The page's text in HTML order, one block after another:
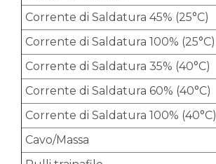
Corrente di Saldatura 45% (25°C)
Corrente di Saldatura 100% (25°C)
Corrente di Saldatura 35% (40°C)
Corrente di Saldatura 60% (40°C)
Corrente di Saldatura 100% (40°C)
Cavo/Massa